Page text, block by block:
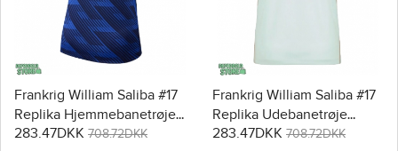
Frankrig William Saliba #17
Replika Hjemmebanetrøje
Dame VM 2026 Kortærmet
283.47DKK 708.72DKK
Frankrig William Saliba #17
Replika Udebanetrøje
Dame VM 2026 Kortærmet
283.47DKK 708.72DKK